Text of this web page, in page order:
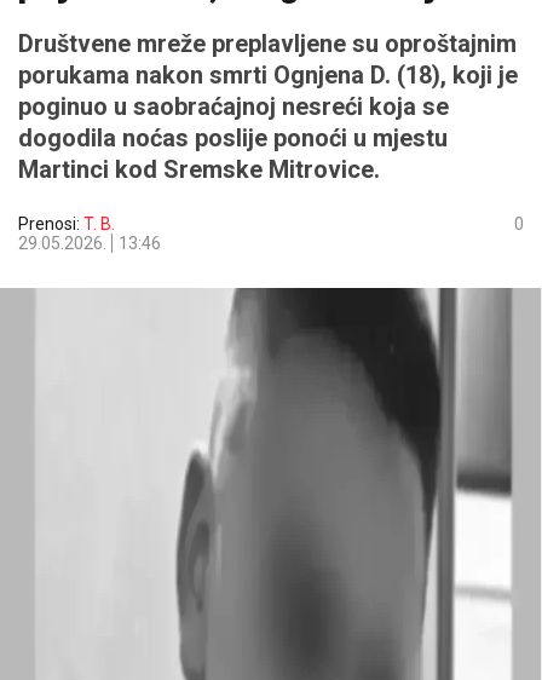
Društvene mreže preplavljene su oproštajnim
porukama nakon smrti Ognjena D. (18), koji je
poginuo u saobraćajnoj nesreći koja se
dogodila noćas poslije ponoći u mjestu
Martinci kod Sremske Mitrovice.
Prenosi: T. B.
29.05.2026.
13:46
0